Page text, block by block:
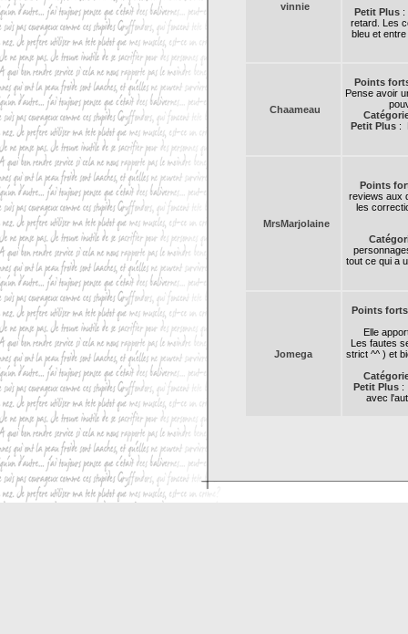
vinnie
Petit Plus :
retard. Les
bleu et
Chaameau
Points
Pense avoir
Petit Plus :
MrsMarjolaine
Points
reviews aux
les
tout ce qui a
Jomega
Points forts
Elle
Les fautes
strict ^^ ) et
Petit Plus:
avec